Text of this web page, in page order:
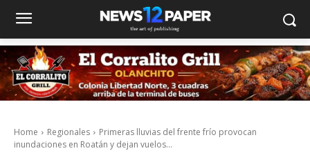
Home Regionales
Primeras lluvias del frente frío provocan
inundaciones en Roatán y dejan vuelos...